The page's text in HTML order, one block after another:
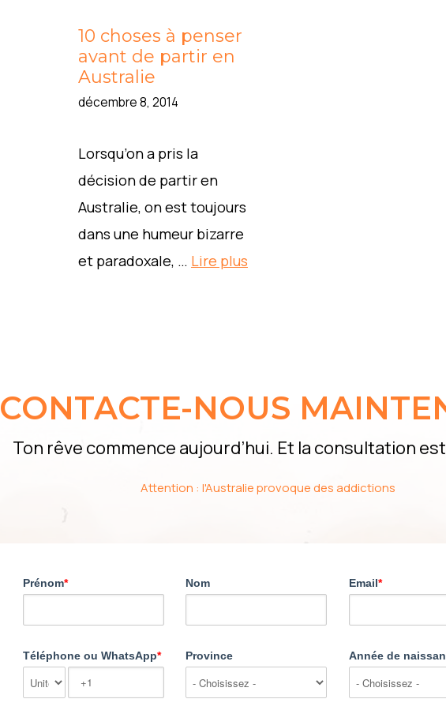
10 choses à penser
avant de partir en
Australie
décembre 8, 2014
Lorsqu’on a pris la
décision de partir en
Australie, on est toujours
dans une humeur bizarre
et paradoxale, … Lire plus
CONTACTE-NOUS
Ton rêve commence aujourd’hui. Et la consultation
Attention : l'Australie provoque des addictions
Prénom* Nom Email*
Téléphone ou WhatsApp* Province Année de